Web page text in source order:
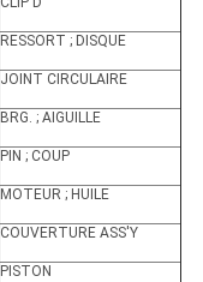
RESSORT ; DISQUE
JOINT CIRCULAIRE
BRG. ; AIGUILLE
PIN ; COUP
MOTEUR ; HUILE
COUVERTURE ASS'Y
PISTON